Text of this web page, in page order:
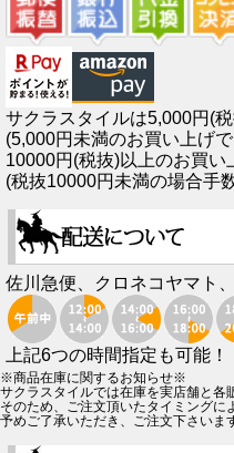
サクラスタイルは5,000円(
(5,000円未満のお買い上げ
10000円(税抜)以上のお買い
(税抜10000円未満の場合手
佐川急便、クロネコヤマト
上記6つの時間指定も可能！
※商品在庫に関するお知らせ※
サクラスタイルでは在庫を実店舗と各
そのため、ご注文頂いたタイミングに
予めご了承いただき、ご注文下さいま